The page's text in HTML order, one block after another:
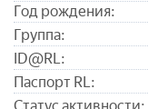
Год рождения:
Группа:
ID@RL:
Паспорт RL:
Статус активности: